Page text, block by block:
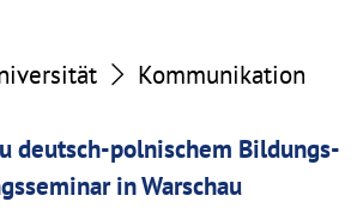
Kommunikation
deutsch-polnischem Bildungs-
in Warschau